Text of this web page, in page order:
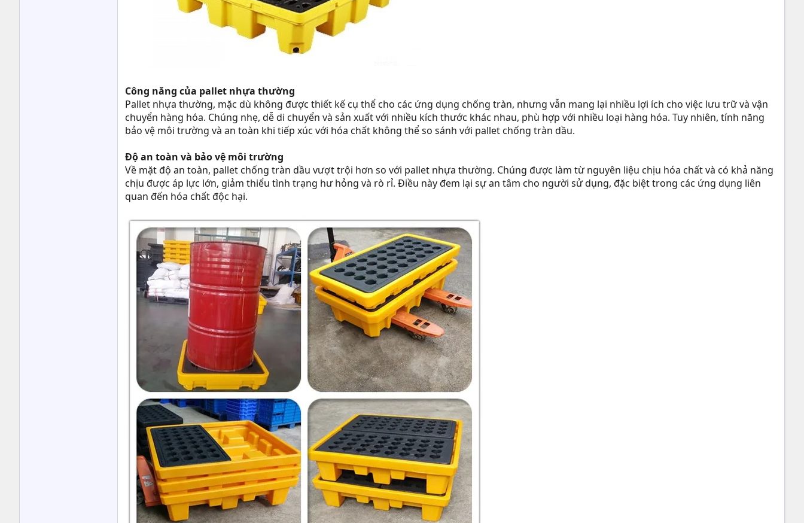
Công năng của pallet nhựa thường
Pallet nhựa thường, mặc dù không được thiết kế cụ thể cho các ứng dụng chống tràn, nhưng vẫn mang lại nhiều lợi ích cho việc lưu trữ và vận
chuyển hàng hóa. Chúng nhẹ, dễ di chuyển và sản xuất với nhiều kích thước khác nhau, phù hợp với nhiều loại hàng hóa. Tuy nhiên, tính năng
bảo vệ môi trường và an toàn khi tiếp xúc với hóa chất không thể so sánh với pallet chống tràn dầu.
Độ an toàn và bảo vệ môi trường
Về mặt độ an toàn, pallet chống tràn dầu vượt trội hơn so với pallet nhựa thường. Chúng được làm từ nguyên liệu chịu hóa chất và có khả năng
chịu được áp lực lớn, giảm thiểu tình trạng hư hỏng và rò rỉ. Điều này đem lại sự an tâm cho người sử dụng, đặc biệt trong các ứng dụng liên
quan đến hóa chất độc hại.